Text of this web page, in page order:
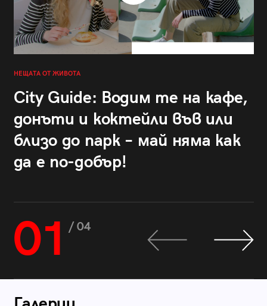
НЕЩАТА ОТ ЖИВОТА
City Guide: Водим те на кафе,
донъти и коктейли във или
близо до парк – май няма как
да е по-добър!
01 / 04